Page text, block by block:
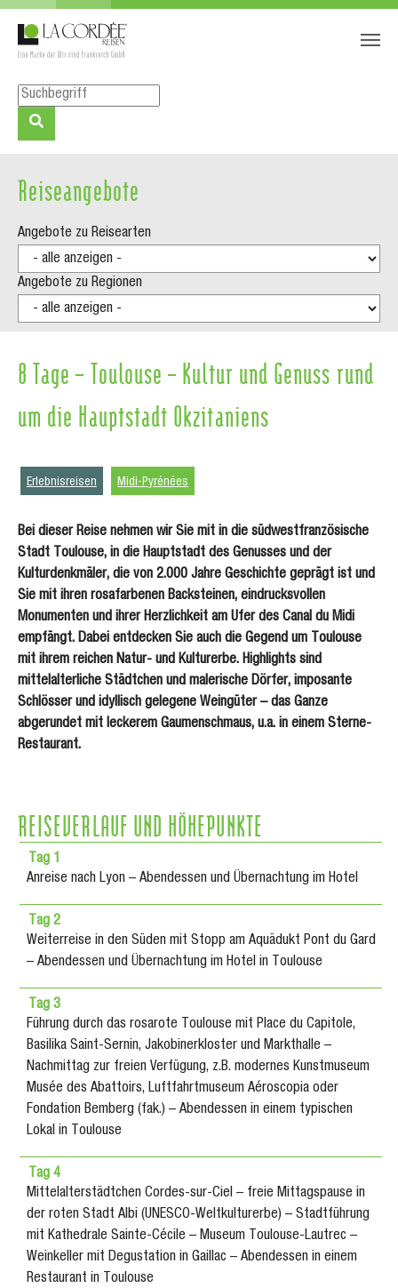
Zum Hauptinhalt springen
Skip to page footer
Reiseangebote
Angebote zu Reisearten
Angebote zu Regionen
8 Tage – Toulouse – Kultur und Genuss rund
um die Hauptstadt Okzitaniens
Erlebnisreisen Midi-Pyrénées
Bei dieser Reise nehmen wir Sie mit in die südwestfranzösische
Stadt Toulouse, in die Hauptstadt des Genusses und der
Kulturdenkmäler, die von 2.000 Jahre Geschichte geprägt ist und
Sie mit ihren rosafarbenen Backsteinen, eindrucksvollen
Monumenten und ihrer Herzlichkeit am Ufer des Canal du Midi
empfängt. Dabei entdecken Sie auch die Gegend um Toulouse
mit ihrem reichen Natur- und Kulturerbe. Highlights sind
mittelalterliche Städtchen und malerische Dörfer, imposante
Schlösser und idyllisch gelegene Weingüter – das Ganze
abgerundet mit leckerem Gaumenschmaus, u.a. in einem Sterne-
Restaurant.
REISEVERLAUF UND HÖHEPUNKTE
Tag 1
Anreise nach Lyon – Abendessen und Übernachtung im Hotel
Tag 2
Weiterreise in den Süden mit Stopp am Aquädukt Pont du Gard
– Abendessen und Übernachtung im Hotel in Toulouse
Tag 3
Führung durch das rosarote Toulouse mit Place du Capitole,
Basilika Saint-Sernin, Jakobinerkloster und Markthalle –
Nachmittag zur freien Verfügung, z.B. modernes Kunstmuseum
Musée des Abattoirs, Luftfahrtmuseum Aéroscopia oder
Fondation Bemberg (fak.) – Abendessen in einem typischen
Lokal in Toulouse
Tag 4
Mittelalterstädtchen Cordes-sur-Ciel – freie Mittagspause in
der roten Stadt Albi (UNESCO-Weltkulturerbe) – Stadtführung
mit Kathedrale Sainte-Cécile – Museum Toulouse-Lautrec –
Weinkeller mit Degustation in Gaillac – Abendessen in einem
Restaurant in Toulouse